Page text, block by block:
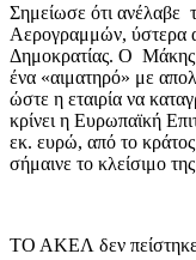
Σημείωσε ότι ανέλαβε
Αερογραμμών, ύστερα
Δημοκρατίας. Ο Μάκης
ένα «αιματηρό» με
ώστε η εταιρία να
κρίνει η Ευρωπαϊκή
εκ. ευρώ, από το κράτος
σήμαινε το κλείσιμο της
ΤΟ ΑΚΕΛ δεν πείστηκε